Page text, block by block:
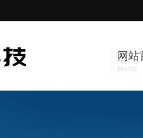
网站
Home